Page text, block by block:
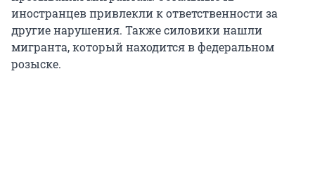
иностранцев привлекли к ответственности за
другие нарушения. Также силовики нашли
мигранта, который находится в федеральном
розыске.